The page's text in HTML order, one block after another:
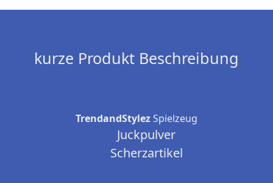
kurze Produkt Beschreibung
TrendandStylezSpielzeug
Juckpulver
Scherzartikel